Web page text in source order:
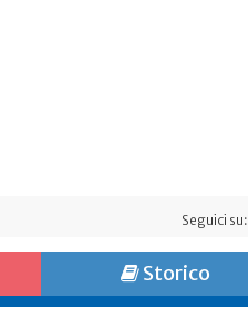
Seguici su:
Storico